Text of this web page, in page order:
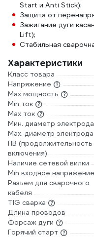
Start и Anti Stick);
Защита от
Зажигание дуги
Lift);
Стабильная
Характеристики
Класс товара
Напряжение
Max мощность
Min ток
Max ток
Мин. диаметр электрода
Мах. диаметр электрода
ПВ (продолжительность
включения)
Наличие сетевой вилки
Min входное напряжение
Разъем для сварочного
кабеля
TIG сварка
Длина проводов
Форсаж дуги
Горячий старт